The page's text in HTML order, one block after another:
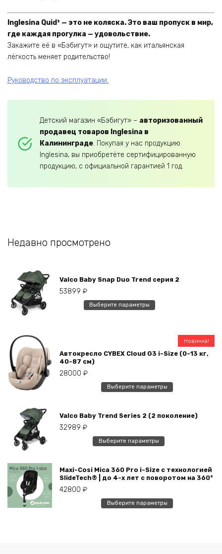
Inglesina Quid³ — это не коляска. Это ваш пропуск в мир,
где каждая прогулка — удовольствие.
Закажите её в «Бэбигут» и ощутите, как итальянская
лёгкость меняет родительство!
Руководство по эксплуатации.
Детский магазин «Бэбигут» – авторизованный
продавец товаров Inglesina в
Калининграде. Покупая у нас продукцию
Inglesina, вы приобретёте сертифицированную
продукцию, с официальной гарантией 1 год.
Недавно просмотрено
Valco Baby Snap Duo Trend серия 2
53899 ₽
Выберите параметры
Этот
Опции
на
Новинка!
Автокресло CYBEX Cloud G3 i-Size (0-13 кг,
40-87 см)
28000 ₽
Выберите параметры
Этот
несколько
Опции
на
странице
Valco Baby Trend Series 2 (2 поколение)
32989 ₽
Выберите параметры
Этот
несколько
вариаций.
можно
Maxi-Cosi Mica 360 Pro i-Size с технологией
SlideTech® | до 4-х лет с поворотом на 360°
42800 ₽
Выберите параметры
Этот